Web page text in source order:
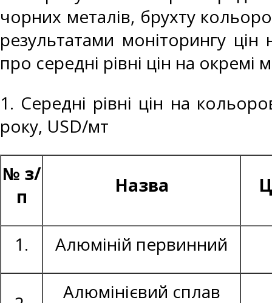
чорних металів, брухту
результатами моніторингу
про середні рівні цін на окремі
1. Середні рівні цін на
року, USD/мт
№ з/
п
Назва
1. Алюміній первинний
Алюмінієвий сплав